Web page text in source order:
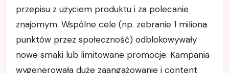
przepisu z użyciem produktu i za polecanie
znajomym. Wspólne cele (np. zebranie 1 miliona
punktów przez społeczność) odblokowywały
nowe smaki lub limitowane promocje. Kampania
wygenerowała duże zaangażowanie i content